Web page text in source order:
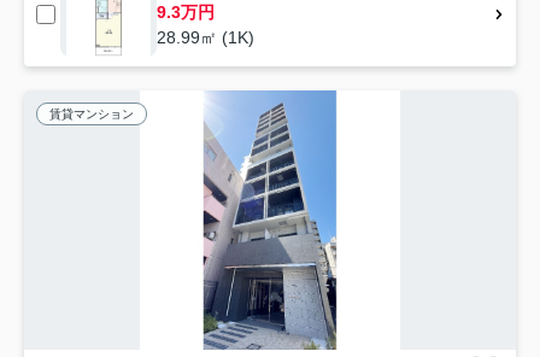
9.3万円
28.99㎡ (1K)
賃貸マンション